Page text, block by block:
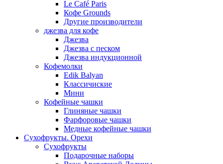
Le Café Paris
Кофе Grounds
Другие производители
джезва для кофе
Джезва
Джезва с песком
Джезва индукционной
Кофемолки
Edik Balyan
Классичиские
Мини
Кофейные чашки
Глиняные чашки
Фарфоровые чашки
Медные кофейные чашки
Сухофрукты. Орехи
Сухофрукты
Подарочные наборы